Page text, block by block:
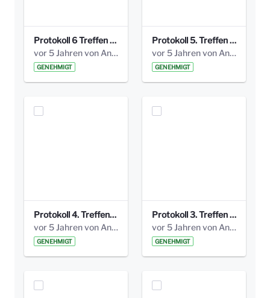
Protokoll 6 Treffen 20150205 AG Bismarckplatz.pdf
vor 5 Jahren von Anni Schlumberger
GENEHMIGT
Protokoll 5. Treffen 20141208 AG Bismarkplatz.pdf
vor 5 Jahren von Anni Schlumberger
GENEHMIGT
Protokoll 4. Treffen_20141113 AG Bismarckplatz.pdf
vor 5 Jahren von Anni Schlumberger
GENEHMIGT
Protokoll 3. Treffen 20141016 AG Bismarckplatz.pdf
vor 5 Jahren von Anni Schlumberger
GENEHMIGT